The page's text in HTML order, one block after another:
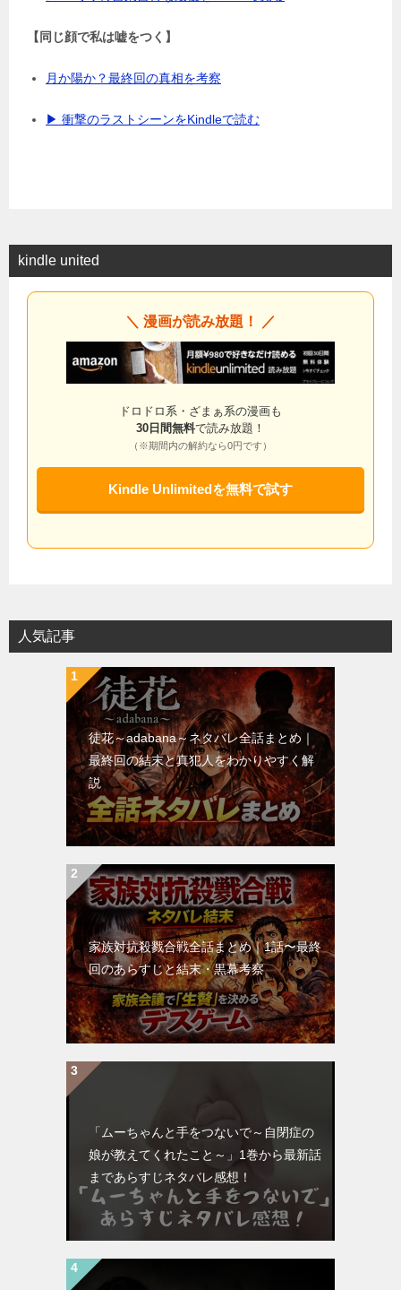
【同じ顔で私は嘘をつく】
月か陽か？最終回の真相を考察
▶ 衝撃のラストシーンをKindleで読む
kindle united
＼ 漫画が読み放題！ ／
ドロドロ系・ざまぁ系の漫画も
30日間無料で読み放題！
（※期間内の解約なら0円です）
Kindle Unlimitedを無料で試す
人気記事
徒花～adabana～ネタバレ全話まとめ｜
最終回の結末と真犯人をわかりやすく解
説
家族対抗殺戮合戦全話まとめ｜1話〜最終
回のあらすじと結末・黒幕考察
「ムーちゃんと手をつないで～自閉症の
娘が教えてくれたこと～」1巻から最新話
まであらすじネタバレ感想！